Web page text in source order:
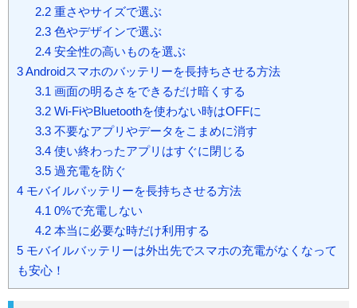
2.2重さやサイズで選ぶ
2.3色やデザインで選ぶ
2.4安全性の高いものを選ぶ
3Androidスマホのバッテリーを長持ちさせる方法
3.1 画面の明るさをできるだけ暗くする
3.2Wi-FiやBluetoothを使わない時はOFFに
3.3不要なアプリやデータをこまめに消す
3.4使い終わったアプリはすぐに閉じる
3.5過充電を防ぐ
4 モバイルバッテリーを長持ちさせる方法
4.1 0%で充電しない
4.2本当に必要な時だけ利用する
5 モバイルバッテリーは外出先でスマホの充電がなくなって
も安心！